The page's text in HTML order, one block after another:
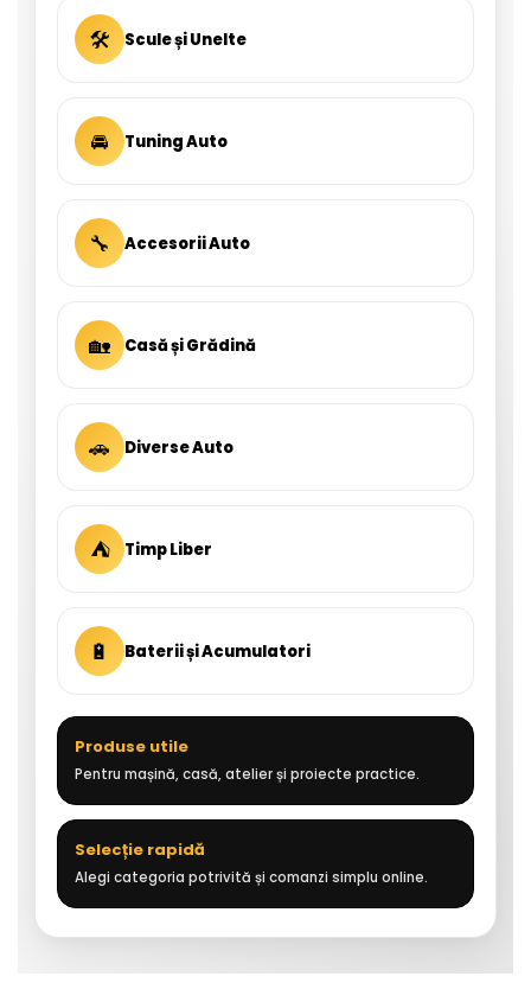
🛠 Scule și Unelte
🚘 Tuning Auto
🔧 Accesorii Auto
🏡 Casă și Grădină
🚗 Diverse Auto
⛺ Timp Liber
🔋 Baterii și Acumulatori
Produse utile
Pentru mașină, casă, atelier și proiecte practice.
Selecție rapidă
Alegi categoria potrivită și comanzi simplu online.